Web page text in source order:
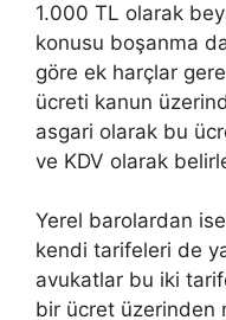
1.000 TL olarak
konusu boşanma
göre ek harçlar
ücreti kanun
asgari olarak bu
ve KDV olarak
Yerel barolardan
kendi tarifeleri de
avukatlar bu iki
bir ücret üzerinden